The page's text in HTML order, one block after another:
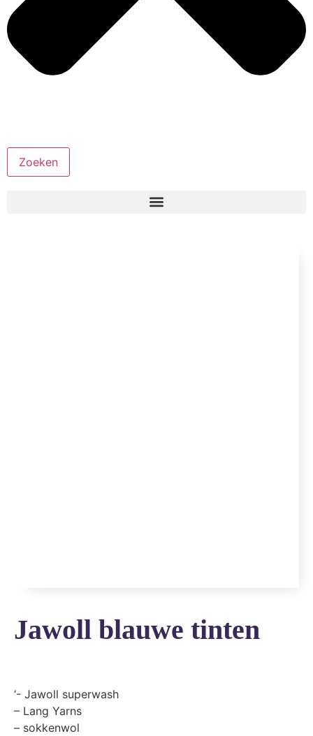
Zoeken
Jawoll blauwe tinten
‘- Jawoll superwash
– Lang Yarns
– sokkenwol